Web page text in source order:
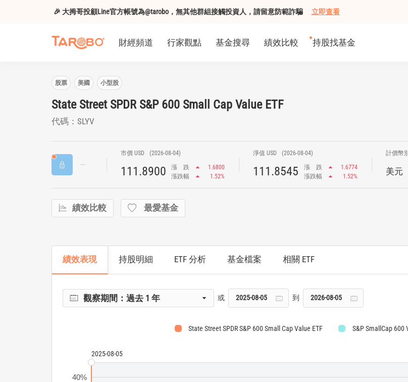
🎉 大拇哥投顧Line官方帳號為@tarobo，無其他群組接觸投資人，請留意防範詐騙 立即查看
財經頻道 行家觀點 基金搜尋 績效比較 持股找基金
股票 美國 小型股
State Street SPDR S&P 600 Small Cap Value ETF
代碼：SLYV
市價 USD (2026-08-04)
111.8900 漲 跌
1.6800
漲跌幅
1.52%
淨值 USD (2026-08-04)
111.8545 漲 跌
1.6774
漲跌幅
1.52%
計價幣別
美元
績效比較 最愛基金
績效表現 持股明細 ETF 分析 基金檔案 相關 ETF
觀察期間：過去 1 年 或 到
State Street SPDR S&P 600 Small Cap Value ETF S&P SmallCap 600
2025-08-05
40%